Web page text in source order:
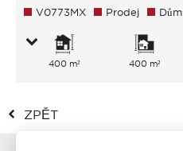
V0773MX Prodej Dům
400 m² 400 m²
ZPĚT